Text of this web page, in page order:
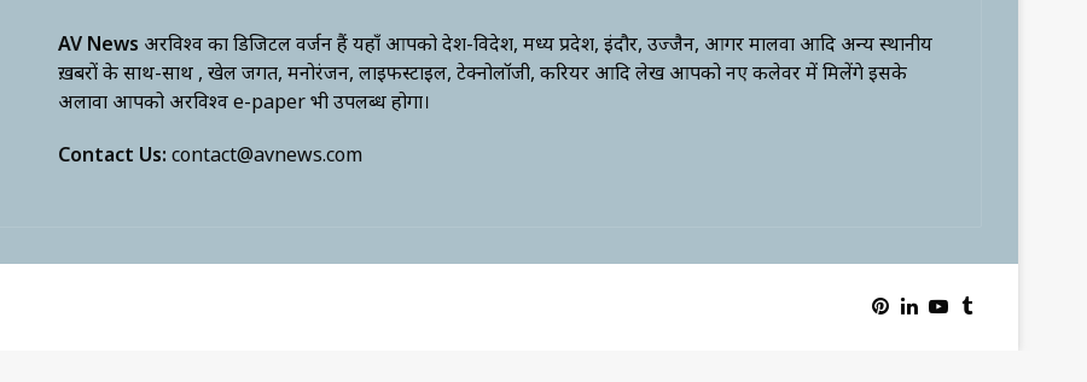
AV News अक्षरविश्व का डिजिटल वर्जन हैं यहाँ आपको देश-विदेश, मध्य प्रदेश, इंदौर, उज्जैन, आगर मालवा आदि अन्य स्थानीय
ख़बरों के साथ-साथ , खेल जगत, मनोरंजन, लाइफस्टाइल, टेक्नोलॉजी, करियर आदि लेख आपको नए कलेवर में मिलेंगे इसके
अलावा आपको अक्षरविश्व e-paper भी उपलब्ध होगा।
Contact Us: contact@avnews.com
Pinterest
LinkedIn
YouTube